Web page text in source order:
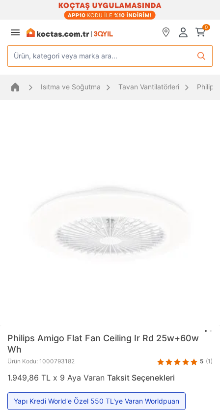
0
Ürün, kategori veya marka ara...
Isıtma ve Soğutma Tavan Vantilatörleri Philips
Philips Amigo Flat Fan Ceiling Ir Rd 25w+60w
Wh
Ürün Kodu: 1000793182 5 (1)
1.949,86 TL x 9 Aya Varan Taksit Seçenekleri
Yapı Kredi World'e Özel 550 TL'ye Varan Worldpuan